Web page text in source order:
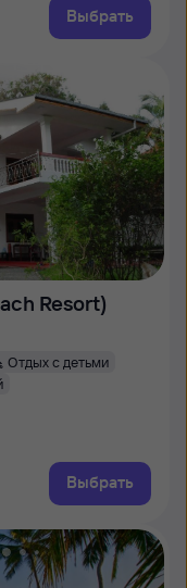
Выбрать
Resort)
Отдых с детьми
Выбрать